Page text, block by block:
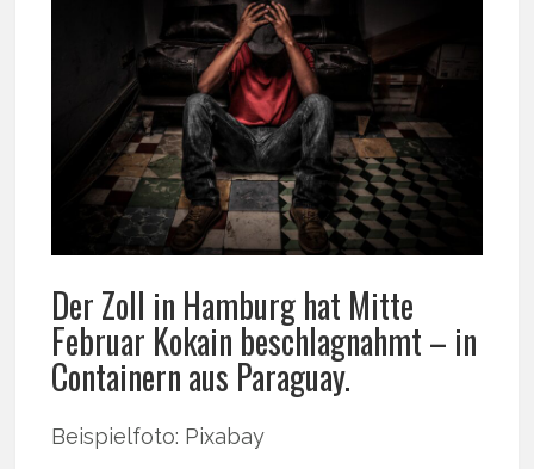
Der Zoll in Hamburg hat Mitte
Februar Kokain beschlagnahmt – in
Containern aus Paraguay.
Beispielfoto: Pixabay